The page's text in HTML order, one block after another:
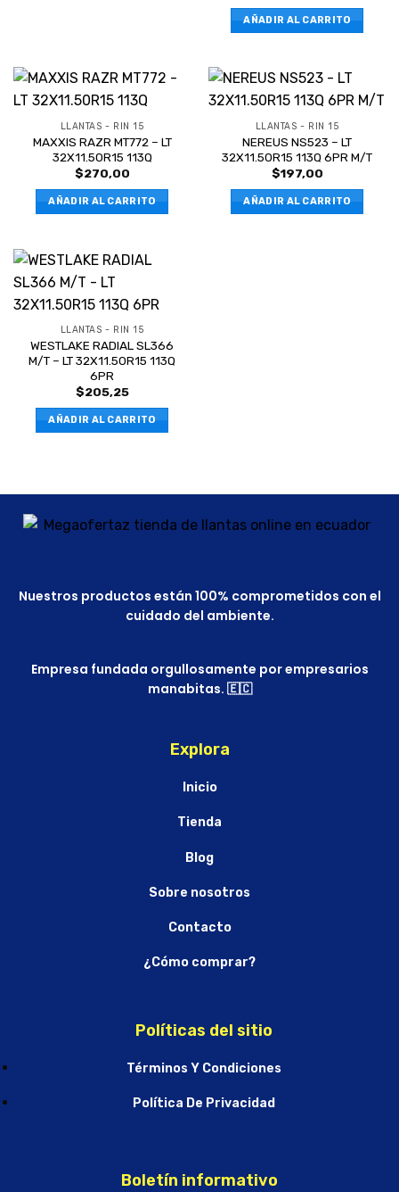
AÑADIR AL CARRITO
LLANTAS - RIN 15
MAXXIS RAZR MT772 – LT
32X11.50R15 113Q
$270,00
AÑADIR AL CARRITO
LLANTAS - RIN 15
NEREUS NS523 – LT
32X11.50R15 113Q 6PR M/T
$197,00
AÑADIR AL CARRITO
LLANTAS - RIN 15
WESTLAKE RADIAL SL366
M/T – LT 32X11.50R15 113Q
6PR
$205,25
AÑADIR AL CARRITO
Nuestros productos están 100% comprometidos con el
cuidado del ambiente.
Empresa fundada orgullosamente por empresarios
manabitas. 🇪🇨
Explora
Inicio
Tienda
Blog
Sobre nosotros
Contacto
¿Cómo comprar?
Políticas del sitio
Términos Y Condiciones
Política De Privacidad
Boletín informativo